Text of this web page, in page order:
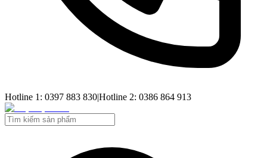
Hotline 1: 0397 883 830|Hotline 2: 0386 864 913